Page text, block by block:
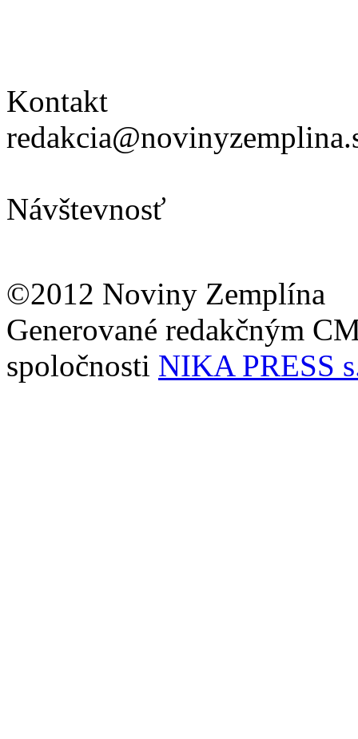
Kontakt
Návštevnosť
©2012 Noviny Zemplína
Generované redakčným
spoločnosti NIKA PRESS